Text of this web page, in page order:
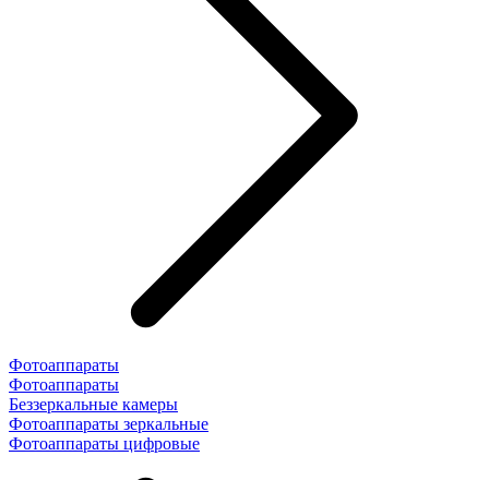
Фотоаппараты
Фотоаппараты
Беззеркальные камеры
Фотоаппараты зеркальные
Фотоаппараты цифровые